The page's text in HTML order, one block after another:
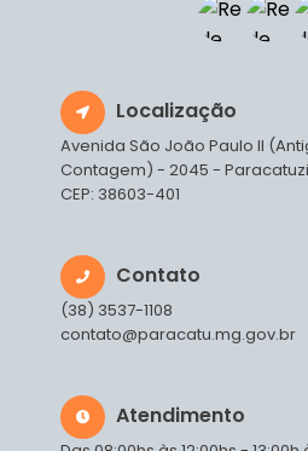
Localização
Avenida São João Paulo II
Contagem) - 2045 -
CEP: 38603-401
Contato
(38) 3537-1108
contato@paracatu.mg.gov.br
Atendimento